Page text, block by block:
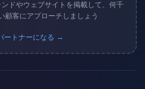
ドやウェブサイトを掲載して、何千
顧客にアプローチしましょう
ートナーになる →